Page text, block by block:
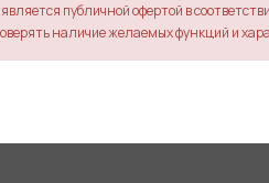
публичной офертой в
наличие желаемых функций и